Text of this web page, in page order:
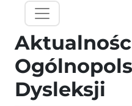
Dysleksji